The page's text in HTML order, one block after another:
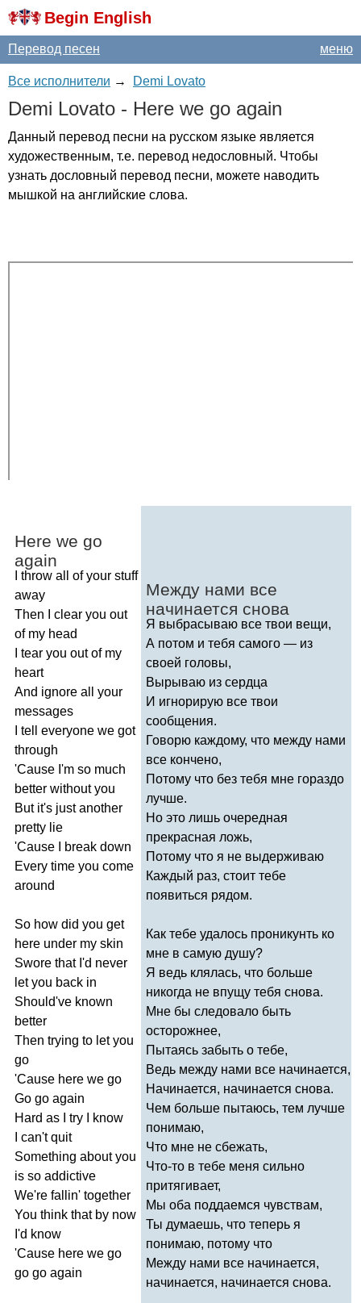
Begin English
меню
Перевод песен
Все исполнители → Demi Lovato
Demi Lovato - Here we go again
Данный перевод песни на русском языке является
художественным, т.е. перевод недословный. Чтобы
узнать дословный перевод песни, можете наводить
мышкой на английские слова.
Here we go
again
throw all of your stuff
away
Then
clear you out
of my head
tear you out of my
heart
And ignore all
your
messages
tell everyone we got
through
'Cause I'm so much
better without you
But it's just another
pretty lie
'Cause break down
Every time you come
around
So how did you get
here under my skin
Swore that I'd never
let you back in
Should've known
better
Then trying to let you
go
'Cause here we go
Go go again
Hard as try
know
can't quit
Something about you
is so addictive
We're fallin' together
You think that by now
I'd know
'Cause here we go
go go again
Между нами все
начинается снова
Я выбрасываю все твои вещи,
А потом и тебя самого — из
своей головы,
Вырываю из сердца
И игнорирую все твои
сообщения.
Говорю каждому, что между нами
все кончено,
Потому что без тебя мне гораздо
лучше.
Но это лишь очередная
прекрасная ложь,
Потому что я не выдерживаю
Каждый раз, стоит тебе
появиться рядом.
Как тебе удалось проникунть ко
мне в самую душу?
Я ведь клялась, что больше
никогда не впущу тебя снова.
Мне бы следовало быть
осторожнее,
Пытаясь забыть о тебе,
Ведь между нами все начинается,
Начинается, начинается снова.
Чем больше пытаюсь, тем лучше
понимаю,
Что мне не сбежать,
Что-то в тебе меня сильно
притягивает,
Мы оба поддаемся чувствам,
Ты думаешь, что теперь я
понимаю, потому что
Между нами все начинается,
начинается, начинается снова.